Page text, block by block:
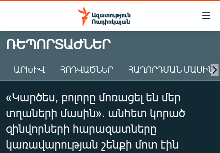
Մատչելիության
Անցնել
հիմնական
Անցնել
հիմնական
մենյուին
ԱԶԱՏՈՒԹՅՈՒՆ TV
ՀԱՅԱՍՏԱՆ
ԸՆՏՐՈՒԹՅՈՒՆՆԵՐ 2026
ԻՐԱՎՈՒՆՔ
ՀԱՍԱՐԱԿՈՒԹՅՈՒՆ
ՌԵՊՈՐՏԱԺՆԵՐ
ԱՐԽԻՎ ՀՈԴՎԱԾՆԵՐ ՀԱՂՈՐԴՄԱՆ ՄԱՍԻՆ
«Կարծես, բոլորը մոռացել են մեր
տղաների մասին». անհետ կորած
զինվորների հարազատները
կառավարության շենքի մոտ էին